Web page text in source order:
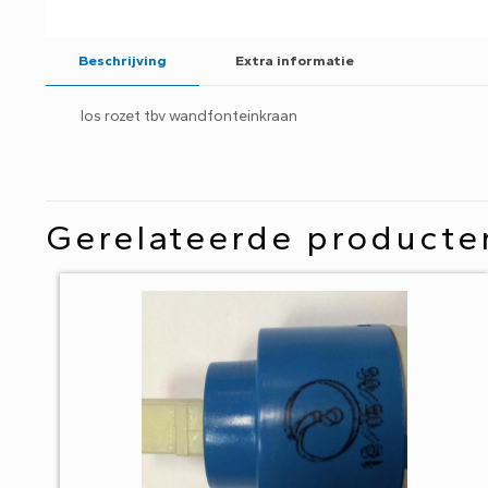
Beschrijving Extra informatie
los rozet tbv wandfonteinkraan
Gerelateerde